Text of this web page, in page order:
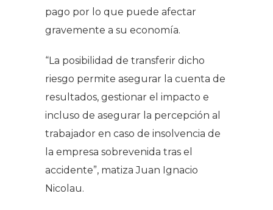
pago por lo que puede afectar
gravemente a su economía.
“La posibilidad de transferir dicho
riesgo permite asegurar la cuenta de
resultados, gestionar el impacto e
incluso de asegurar la percepción al
trabajador en caso de insolvencia de
la empresa sobrevenida tras el
accidente”, matiza Juan Ignacio
Nicolau.